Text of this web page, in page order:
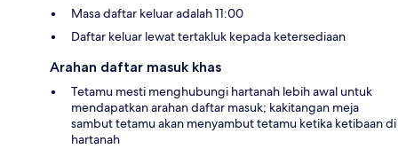
Masa daftar keluar adalah 11:00
Daftar keluar lewat tertakluk kepada ketersediaan
Arahan daftar masuk khas
Tetamu mesti menghubungi hartanah lebih awal untuk
mendapatkan arahan daftar masuk; kakitangan meja
sambut tetamu akan menyambut tetamu ketika ketibaan di
hartanah